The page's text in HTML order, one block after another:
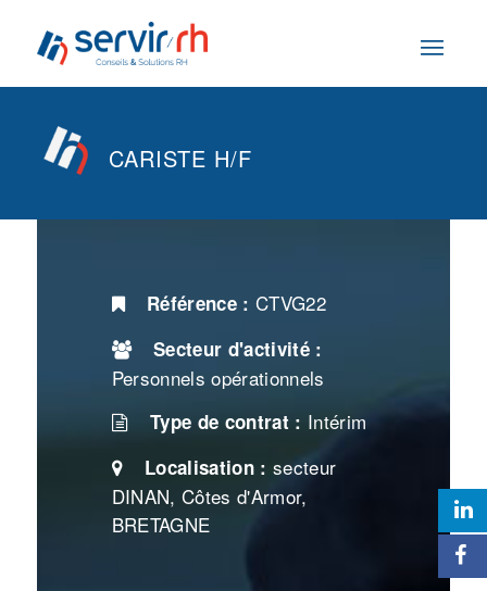
CARISTE H/F
Référence :CTVG22
Secteur d'activité :
Personnels opérationnels
Type de contrat : Intérim
Localisation :secteur
DINAN, Côtes d'Armor,
BRETAGNE